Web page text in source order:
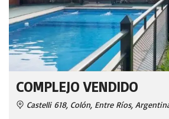
COMPLEJO VENDIDO
Castelli 618, Colón, Entre Ríos,